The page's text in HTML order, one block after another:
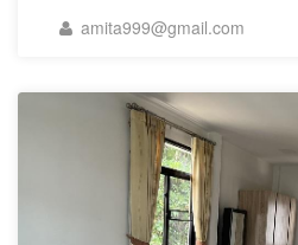
amita999@gmail.com